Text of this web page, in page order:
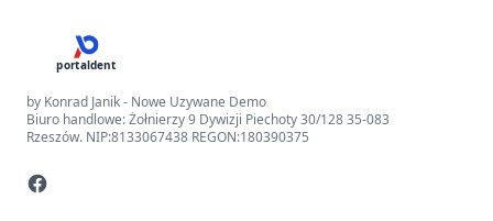
portaldent
by Konrad Janik - Nowe Uzywane Demo
Biuro handlowe: Żołnierzy 9 Dywizji Piechoty 30/128 35-083
Rzeszów. NIP:8133067438 REGON:180390375